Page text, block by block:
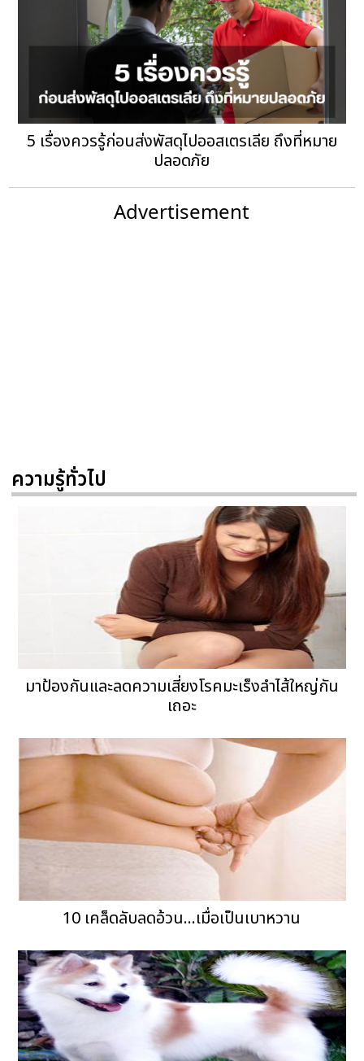
5 เรื่องควรรู้ก่อนส่งพัสดุไปออสเตรเลีย ถึงที่หมาย
ปลอดภัย
Advertisement
ความรู้ทั่วไป
มาป้องกันและลดความเสี่ยงโรคมะเร็งลำไส้ใหญ่กัน
เถอะ
10 เคล็ดลับลดอ้วน...เมื่อเป็นเบาหวาน